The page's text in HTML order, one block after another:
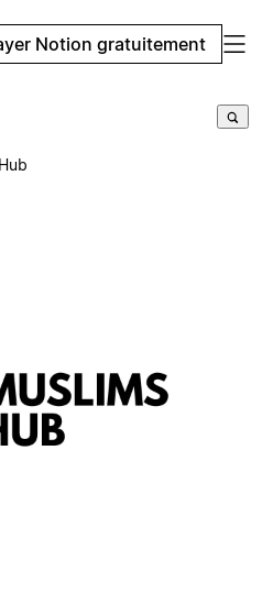
Notion gratuitement